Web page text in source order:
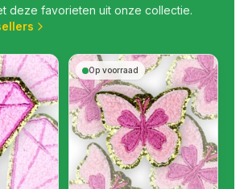
deze favorieten uit onze collectie.
Op voorraad